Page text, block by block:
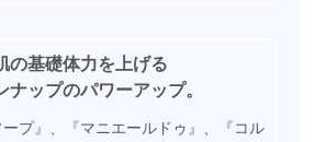
の基礎体力を上げる
ナップのパワーアップ。
ープ』、『マニエールドゥ』、『コル